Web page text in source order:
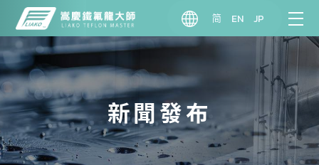
简 EN JP
新聞發布